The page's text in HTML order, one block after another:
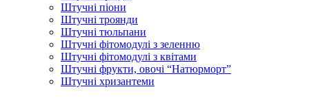
Штучні піони
Штучні троянди
Штучні тюльпани
Штучні фітомодулі з зеленню
Штучні фітомодулі з квітами
Штучні фрукти, овочі “Натюрморт”
Штучні хризантеми